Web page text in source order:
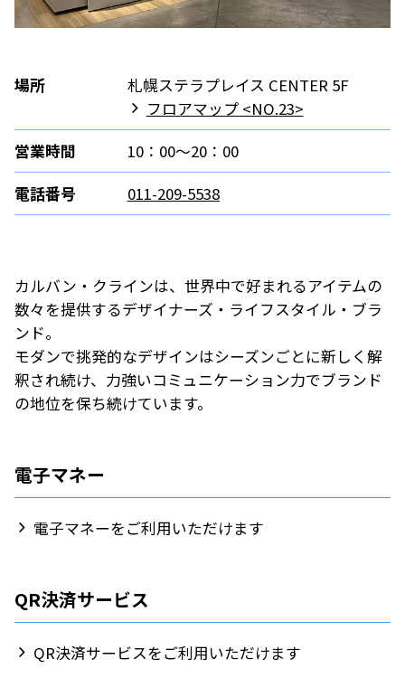
場所
札幌ステラプレイス CENTER 5F
フロアマップ <NO.23>
営業時間
10：00～20：00
電話番号
011-209-5538
カルバン・クラインは、世界中で好まれるアイテムの
数々を提供するデザイナーズ・ライフスタイル・ブラ
ンド。
モダンで挑発的なデザインはシーズンごとに新しく解
釈され続け、力強いコミュニケーション力でブランド
の地位を保ち続けています。
電子マネー
電子マネーをご利用いただけます
QR決済サービス
QR決済サービスをご利用いただけます